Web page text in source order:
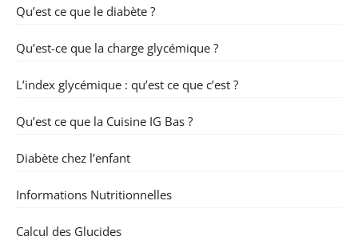
Qu’est ce que le diabète ?
Qu’est-ce que la charge glycémique ?
L’index glycémique : qu’est ce que c’est ?
Qu’est ce que la Cuisine IG Bas ?
Diabète chez l’enfant
Informations Nutritionnelles
Calcul des Glucides